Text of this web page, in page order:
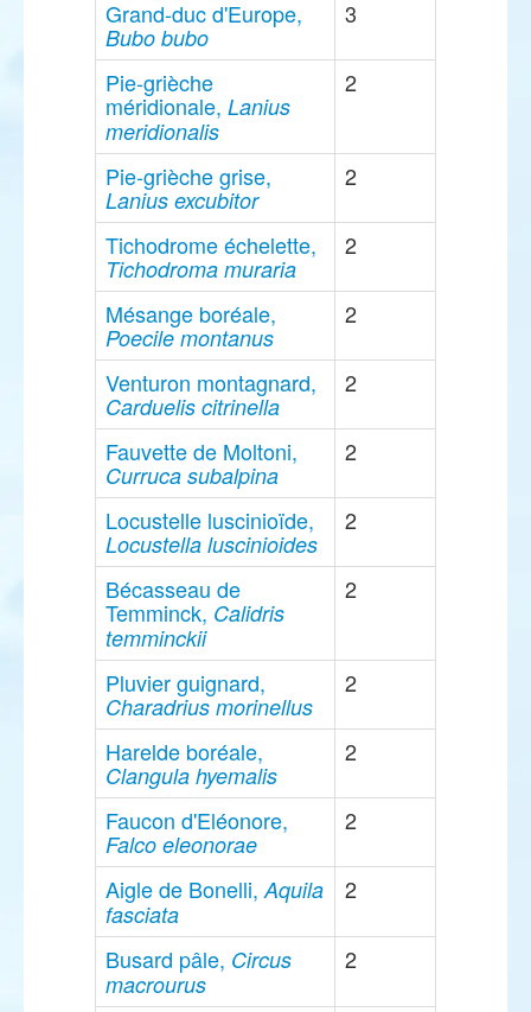
Grand-duc d'Europe,
Bubo bubo
3
Pie-grièche
méridionale, Lanius
meridionalis
2
Pie-grièche grise,
Lanius excubitor
2
Tichodrome échelette,
Tichodroma muraria
2
Mésange boréale,
Poecile montanus
2
Venturon montagnard,
Carduelis citrinella
2
Fauvette de Moltoni,
Curruca subalpina
2
Locustelle luscinioïde,
Locustella luscinioides
2
Bécasseau de
Temminck, Calidris
temminckii
2
Pluvier guignard,
Charadrius morinellus
2
Harelde boréale,
Clangula hyemalis
2
Faucon d'Eléonore,
Falco eleonorae
2
Aigle de Bonelli,Aquila
fasciata
2
Busard pâle, Circus
macrourus
2